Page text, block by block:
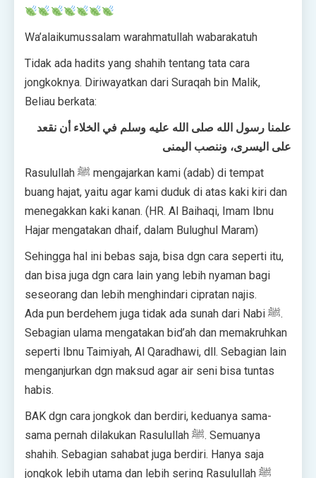
Wa’alaikumussalam warahmatullah wabarakatuh
Tidak ada hadits yang shahih tentang tata cara
jongkoknya. Diriwayatkan dari Suraqah bin Malik,
Beliau berkata:
علمنا رسول الله صلى الله عليه وسلم في الخلاء أن نقعد
على اليسرى، وننصب اليمنى
Rasulullah ﷺ mengajarkan kami (adab) di tempat
buang hajat, yaitu agar kami duduk di atas kaki kiri dan
menegakkan kaki kanan. (HR. Al Baihaqi, Imam Ibnu
Hajar mengatakan dhaif, dalam Bulughul Maram)
Sehingga hal ini bebas saja, bisa dgn cara seperti itu,
dan bisa juga dgn cara lain yang lebih nyaman bagi
seseorang dan lebih menghindari cipratan najis.
Ada pun berdehem juga tidak ada sunah dari Nabi ﷺ.
Sebagian ulama mengatakan bid’ah dan memakruhkan
seperti Ibnu Taimiyah, Al Qaradhawi, dll. Sebagian lain
menganjurkan dgn maksud agar air seni bisa tuntas
habis.
BAK dgn cara jongkok dan berdiri, keduanya sama-
sama pernah dilakukan Rasulullah ﷺ. Semuanya
shahih. Sebagian sahabat juga berdiri. Hanya saja
jongkok lebih utama dan lebih sering Rasulullah ﷺ